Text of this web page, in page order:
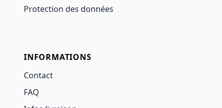
Protection des données
INFORMATIONS
Contact
FAQ